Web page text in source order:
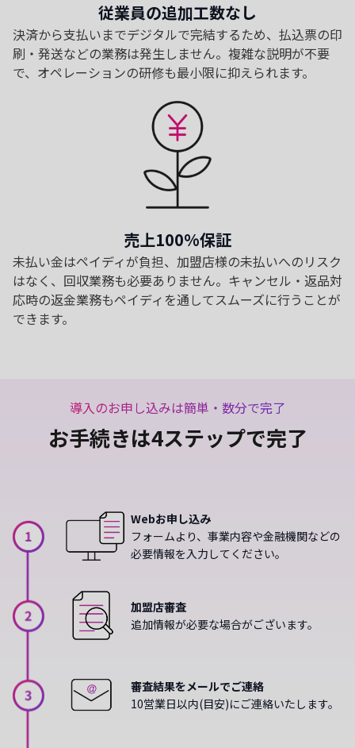
従業員の追加工数なし
決済から支払いまでデジタルで完結するため、払込票の印
刷・発送などの業務は発生しません。複雑な説明が不要
で、オペレーションの研修も最小限に抑えられます。
売上100%保証
未払い金はペイディが負担、加盟店様の未払いへのリスク
はなく、回収業務も必要ありません。キャンセル・返品対
応時の返金業務もペイディを通してスムーズに行うことが
できます。
導入のお申し込みは簡単・数分で完了
お手続きは4ステップで完了
Webお申し込み
フォームより、事業内容や金融機関などの
必要情報を入力してください。
加盟店審査
追加情報が必要な場合がございます。
審査結果をメールでご連絡
10営業日以内(目安)にご連絡いたします。